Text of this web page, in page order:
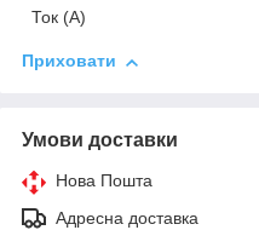
Ток (A)
Приховати
Умови доставки
Нова Пошта
Адресна доставка